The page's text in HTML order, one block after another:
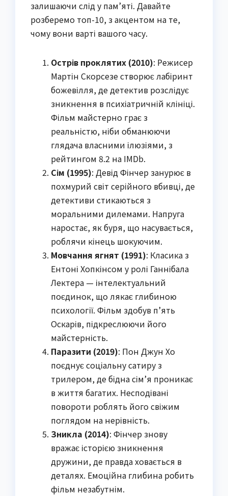
залишаючи слід у пам’яті. Давайте
розберемо топ-10, з акцентом на те,
чому вони варті вашого часу.
Острів проклятих (2010): Режисер
Мартін Скорсезе створює лабіринт
божевілля, де детектив розслідує
зникнення в психіатричній клініці.
Фільм майстерно грає з
реальністю, ніби обманюючи
глядача власними ілюзіями, з
рейтингом 8.2 на IMDb.
Сім (1995): Девід Фінчер занурює в
похмурий світ серійного вбивці, де
детективи стикаються з
моральними дилемами. Напруга
наростає, як буря, що насувається,
роблячи кінець шокуючим.
Мовчання ягнят (1991): Класика з
Ентоні Хопкінсом у ролі Ганнібала
Лектера — інтелектуальний
поєдинок, що лякає глибиною
психології. Фільм здобув п’ять
Оскарів, підкреслюючи його
майстерність.
Паразити (2019): Пон Джун Хо
поєднує соціальну сатиру з
трилером, де бідна сім’я проникає
в життя багатих. Несподівані
повороти роблять його свіжим
поглядом на нерівність.
Зникла (2014): Фінчер знову
вражає історією зникнення
дружини, де правда ховається в
деталях. Емоційна глибина робить
фільм незабутнім.